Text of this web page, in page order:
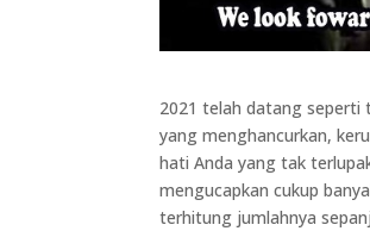
2021 telah datang seperti
yang menghancurkan,
hati Anda yang tak
mengucapkan cukup
terhitung jumlahnya